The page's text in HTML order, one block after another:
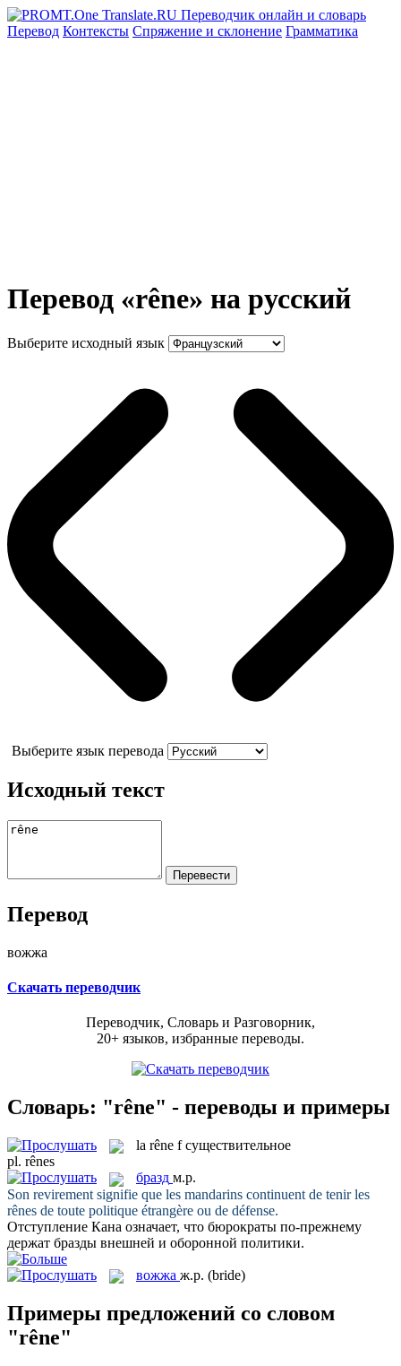
Перевод Контексты Спряжение и склонение Грамматика
Перевод «rêne» на русский
Выберите исходный язык
Выберите язык перевода
Исходный текст
Перевод
вожжа
Скачать переводчик
Переводчик, Словарь и Разговорник,
20+ языков, избранные переводы.
Словарь: "rêne" - переводы и примеры
la rêne f существительное
pl. rênes
бразд м.р.
Son revirement signifie que les mandarins continuent de tenir les
rênes de toute politique étrangère ou de défense.
Отступление Кана означает, что бюрократы по-прежнему
держат бразды внешней и оборонной политики.
вожжа ж.р. (bride)
Примеры предложений со словом
"rêne"